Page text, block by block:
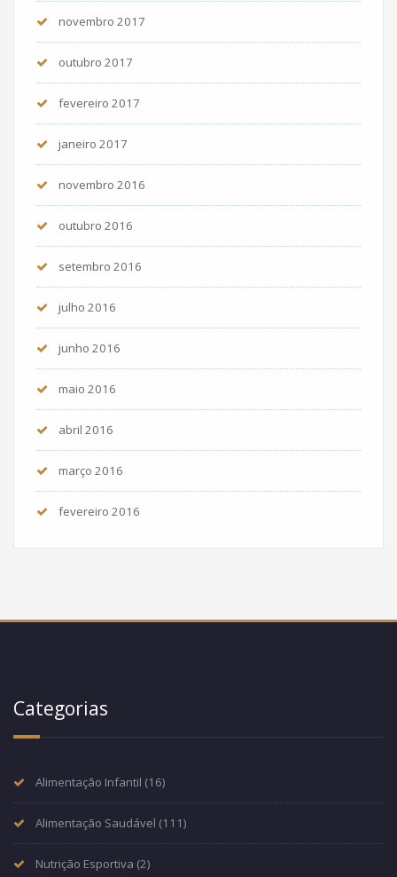
novembro 2017
outubro 2017
fevereiro 2017
janeiro 2017
novembro 2016
outubro 2016
setembro 2016
julho 2016
junho 2016
maio 2016
abril 2016
março 2016
fevereiro 2016
Categorias
Alimentação Infantil (16)
Alimentação Saudável (111)
Nutrição Esportiva (2)